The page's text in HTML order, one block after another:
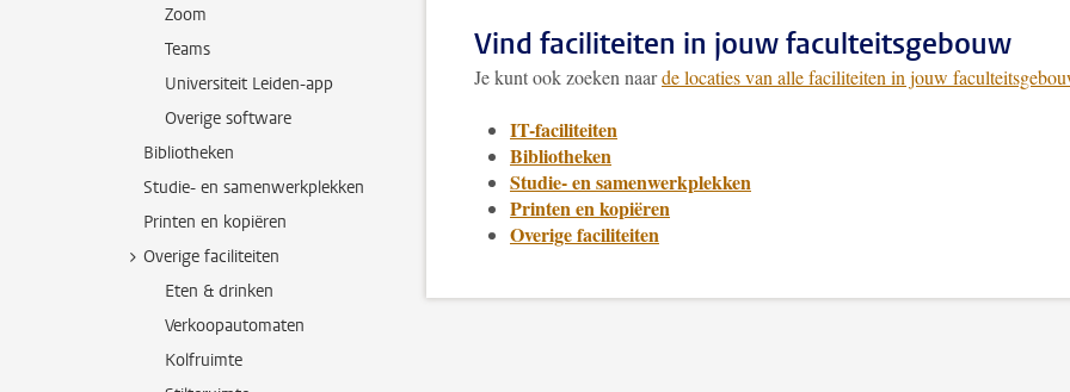
Zoom
Teams
Universiteit Leiden-app
Overige software
Bibliotheken
Studie- en samenwerkplekken
Printen en kopiëren
Overige faciliteiten
Eten & drinken
Verkoopautomaten
Kolfruimte
Vind faciliteiten in jouw faculteitsgebouw
Je kunt ook zoeken naarde locaties van alle faciliteiten in jouw
IT-faciliteiten
Bibliotheken
Studie- en samenwerkplekken
Printen en kopiëren
Overige faciliteiten